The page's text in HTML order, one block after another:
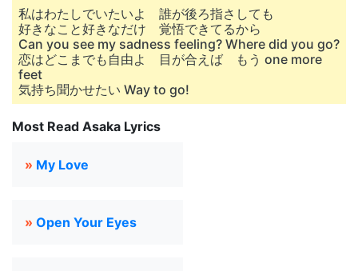
私はわたしでいたいよ 誰が後ろ指さしても
好きなこと好きなだけ 覚悟できてるから
Can you see my sadness feeling? Where did you go?
恋はどこまでも自由よ 目が合えば もう one more
feet
気持ち聞かせたい Way to go!
Most Read Asaka Lyrics
» My Love
» Open Your Eyes